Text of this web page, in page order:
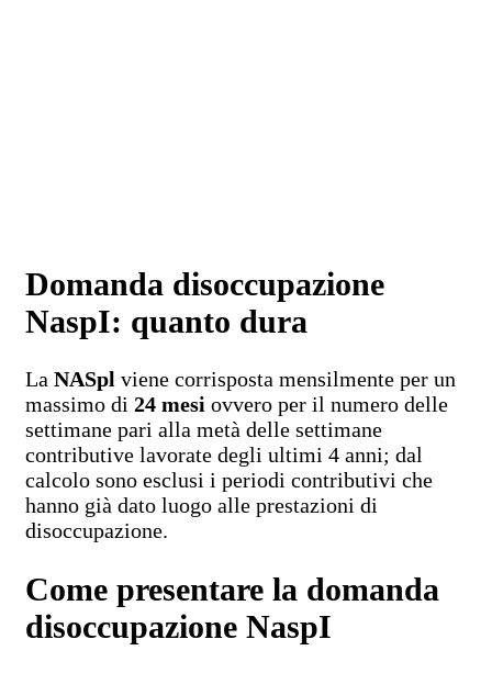
Domanda disoccupazione
NaspI: quanto dura
La NASpl viene corrisposta mensilmente per un
massimo di 24 mesi ovvero per il numero delle
settimane pari alla metà delle settimane
contributive lavorate degli ultimi 4 anni; dal
calcolo sono esclusi i periodi contributivi che
hanno già dato luogo alle prestazioni di
disoccupazione.
Come presentare la domanda
disoccupazione NaspI